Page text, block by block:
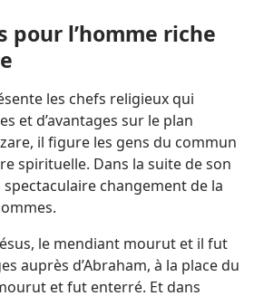
pour l’homme riche
les chefs religieux qui
et d’avantages sur le plan
il figure les gens du commun
spirituelle. Dans la suite de son
spectaculaire changement de la
le mendiant mourut et il fut
auprès d’Abraham, à la place du
et fut enterré. Et dans